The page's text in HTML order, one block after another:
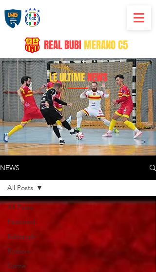
REALBUBIMERANO C5
LE ULTIMENEWS
NEWS
All Posts
Featured
Editorials
Rumors
Game
All Posts